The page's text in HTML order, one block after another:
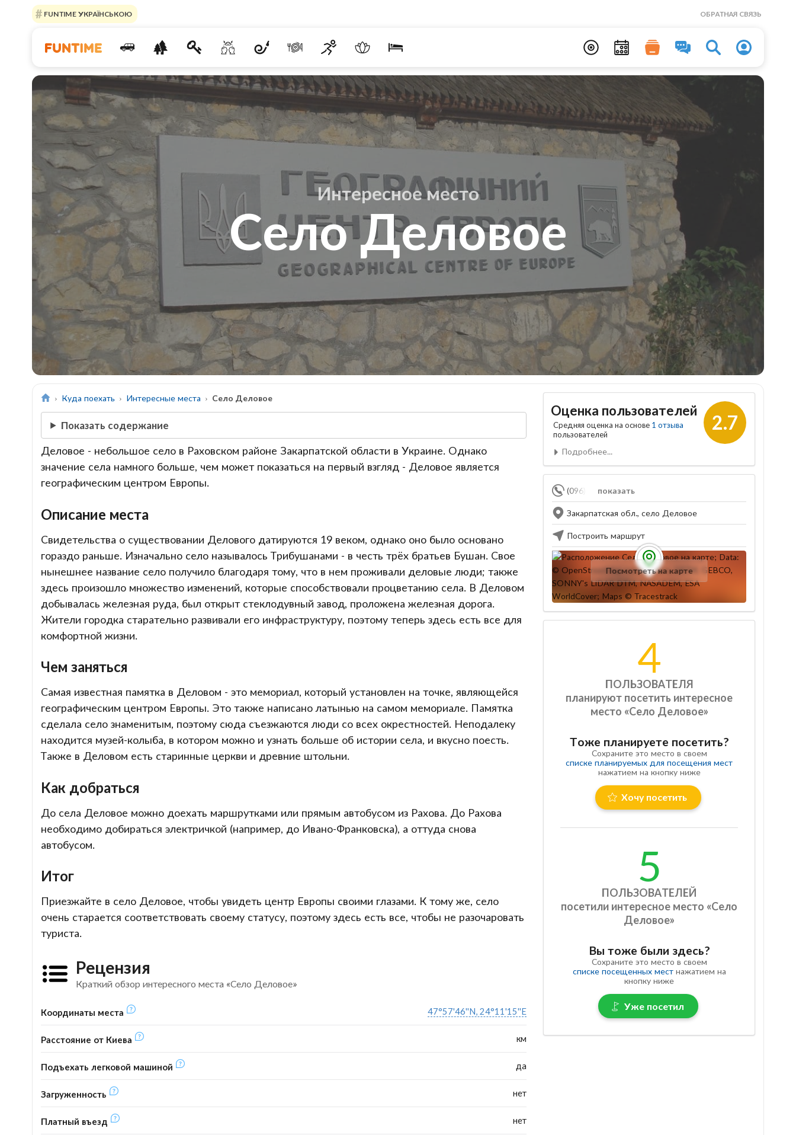
FUNTIME УКРАЇНСЬКОЮ ОБРАТНАЯ СВЯЗЬ
Интересное место
Село Деловое
Куда поехать Интересные места Село Деловое
Показать содержание
Деловое - небольшое село в Раховском районе Закарпатской области в Украине. Однако
значение села намного больше, чем может показаться на первый взгляд - Деловое является
географическим центром Европы.
Описание места
Свидетельства о существовании Делового датируются 19 веком, однако оно было основано
гораздо раньше. Изначально село называлось Трибушанами - в честь трёх братьев Бушан. Свое
нынешнее название село получило благодаря тому, что в нем проживали деловые люди; также
здесь произошло множество изменений, которые способствовали процветанию села. В Деловом
добывалась железная руда, был открыт стеклодувный завод, проложена железная дорога.
Жители городка старательно развивали его инфраструктуру, поэтому теперь здесь есть все для
комфортной жизни.
Чем заняться
Самая известная памятка в Деловом - это мемориал, который установлен на точке, являющейся
географическим центром Европы. Это также написано латынью на самом мемориале. Памятка
сделала село знаменитым, поэтому сюда съезжаются люди со всех окрестностей. Неподалеку
находится музей-колыба, в котором можно и узнать больше об истории села, и вкусно поесть.
Также в Деловом есть старинные церкви и древние штольни.
Как добраться
До села Деловое можно доехать маршрутками или прямым автобусом из Рахова. До Рахова
необходимо добираться электричкой (например, до Ивано-Франковска), а оттуда снова
автобусом.
Итог
Приезжайте в село Деловое, чтобы увидеть центр Европы своими глазами. К тому же, село
очень старается соответствовать своему статусу, поэтому здесь есть все, чтобы не разочаровать
туриста.
Рецензия
Краткий обзор интересного места «Село Деловое»
Координаты места 47°57'46''N, 24°11'15''E
Расстояние от Киева км
Подъехать легковой машиной да
Загруженность нет
Платный въезд нет
2.7
Оценка пользователей
Средняя оценка на основе 1 отзыва
пользователей
Подробнее...
показать
(096) 560-25-32
Закарпатская обл., село Деловое
Построить маршрут
Посмотреть на карте
4
ПОЛЬЗОВАТЕЛЯ
планируют посетить интересное
место «Село Деловое»
Тоже планируете посетить?
Сохраните это место в своем
списке планируемых для посещения мест
нажатием на кнопку ниже
Хочу посетить
5
ПОЛЬЗОВАТЕЛЕЙ
посетили интересное место «Село
Деловое»
Вы тоже были здесь?
Сохраните это место в своем
списке посещенных местнажатием на
кнопку ниже
Уже посетил